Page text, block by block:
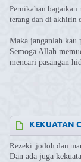
Pernikahan bagaikan
terang dan di akhirin
Maka janganlah kau
Semoga Allah
mencari pasangan
KEKUATAN
Rezeki ,jodoh dan
Dan ada juga